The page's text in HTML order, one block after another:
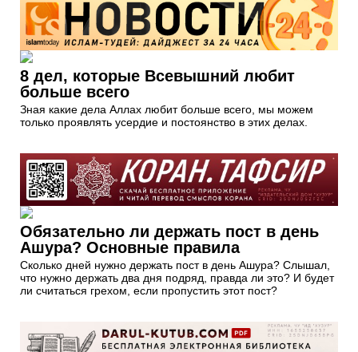
8 дел, которые Всевышний любит
больше всего
Зная какие дела Аллах любит больше всего, мы можем
только проявлять усердие и постоянство в этих делах.
Обязательно ли держать пост в день
Ашура? Основные правила
Сколько дней нужно держать пост в день Ашура? Слышал,
что нужно держать два дня подряд, правда ли это? И будет
ли считаться грехом, если пропустить этот пост?